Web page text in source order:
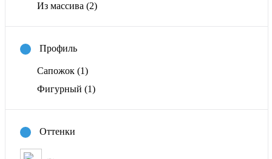
Из массива (2)
Профиль
Сапожок (1)
Фигурный (1)
Оттенки